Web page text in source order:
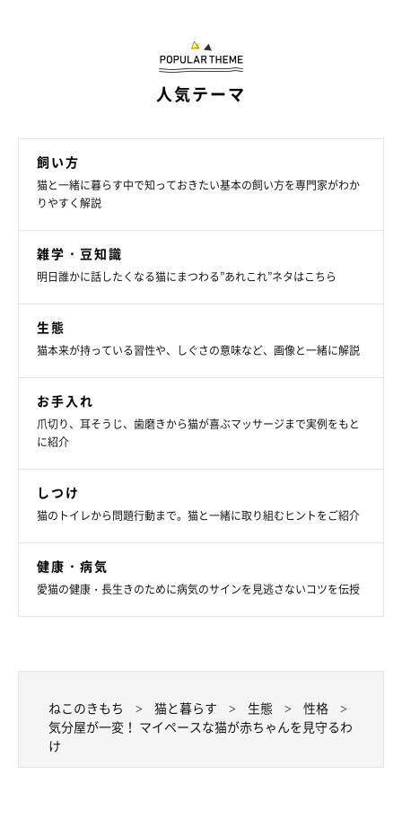
人気テーマ
飼い方
猫と一緒に暮らす中で知っておきたい基本の飼い方を専門家がわか
りやすく解説
雑学・豆知識
明日誰かに話したくなる猫にまつわる”あれこれ”ネタはこちら
生態
猫本来が持っている習性や、しぐさの意味など、画像と一緒に解説
お手入れ
爪切り、耳そうじ、歯磨きから猫が喜ぶマッサージまで実例をもと
に紹介
しつけ
猫のトイレから問題行動まで。猫と一緒に取り組むヒントをご紹介
健康・病気
愛猫の健康・長生きのために病気のサインを見逃さないコツを伝授
ねこのきもち 猫と暮らす 生態
性格
気分屋が一変！ マイペースな猫が赤ちゃんを見守るわ
け